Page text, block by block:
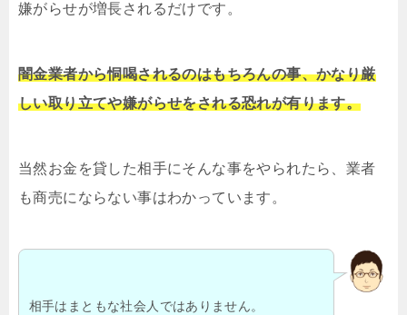
嫌がらせが増長されるだけです。
闇金業者から恫喝されるのはもちろんの事、かなり厳
しい取り立てや嫌がらせをされる恐れが有ります。
当然お金を貸した相手にそんな事をやられたら、業者
も商売にならない事はわかっています。
相手はまともな社会人ではありません。